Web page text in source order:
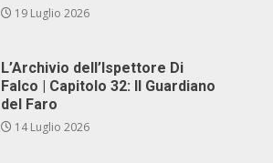
19 Luglio 2026
L’Archivio dell’Ispettore Di
Falco | Capitolo 32: Il Guardiano
del Faro
14 Luglio 2026